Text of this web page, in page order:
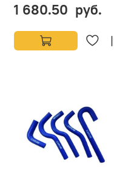
1 680.50 руб.